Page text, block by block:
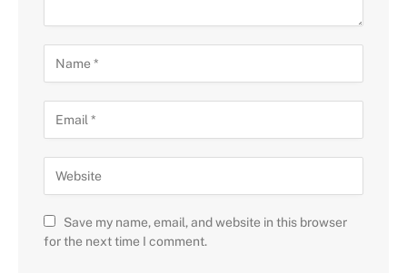
Save my name, email, and website in this browser
for the next time I comment.